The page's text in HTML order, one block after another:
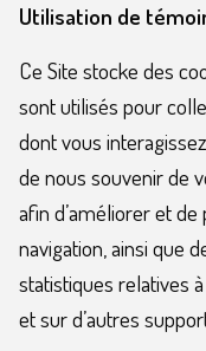
Utilisation de
Ce Site stocke des
sont utilisés pour
dont vous
de nous souvenir de
afin d’améliorer et
navigation, ainsi que
statistiques relatives
et sur d’autres